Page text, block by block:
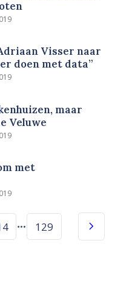
Visser naar
doen met data”
maar
Veluwe
met
129